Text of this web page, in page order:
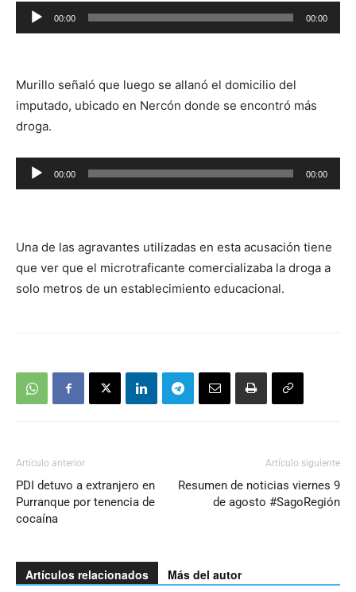
Reproductor
de
00:00 00:00
Murillo señaló que luego se allanó el domicilio del
imputado, ubicado en Nercón donde se encontró más
droga.
Reproductor
de
00:00 00:00
Una de las agravantes utilizadas en esta acusación tiene
que ver que el microtraficante comercializaba la droga a
solo metros de un establecimiento educacional.
Artículo anterior
PDI detuvo a extranjero en
Purranque por tenencia de
cocaína
Artículo siguiente
Resumen de noticias viernes 9
de agosto #SagoRegión
Artículos relacionados Más del autor